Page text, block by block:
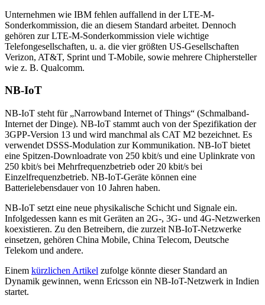
Unternehmen wie IBM fehlen auffallend in der LTE-M-
Sonderkommission, die an diesem Standard arbeitet. Dennoch
gehören zur LTE-M-Sonderkommission viele wichtige
Telefongesellschaften, u. a. die vier größten US-Gesellschaften
Verizon, AT&T, Sprint und T-Mobile, sowie mehrere Chiphersteller
wie z. B. Qualcomm.
NB-IoT
NB-IoT steht für „Narrowband Internet of Things“ (Schmalband-
Internet der Dinge). NB-IoT stammt auch von der Spezifikation der
3GPP-Version 13 und wird manchmal als CAT M2 bezeichnet. Es
verwendet DSSS-Modulation zur Kommunikation. NB-IoT bietet
eine Spitzen-Downloadrate von 250 kbit/s und eine Uplinkrate von
250 kbit/s bei Mehrfrequenzbetrieb oder 20 kbit/s bei
Einzelfrequenzbetrieb. NB-IoT-Geräte können eine
Batterielebensdauer von 10 Jahren haben.
NB-IoT setzt eine neue physikalische Schicht und Signale ein.
Infolgedessen kann es mit Geräten an 2G-, 3G- und 4G-Netzwerken
koexistieren. Zu den Betreibern, die zurzeit NB-IoT-Netzwerke
einsetzen, gehören China Mobile, China Telecom, Deutsche
Telekom und andere.
Einem kürzlichen Artikel zufolge könnte dieser Standard an
Dynamik gewinnen, wenn Ericsson ein NB-IoT-Netzwerk in Indien
startet.